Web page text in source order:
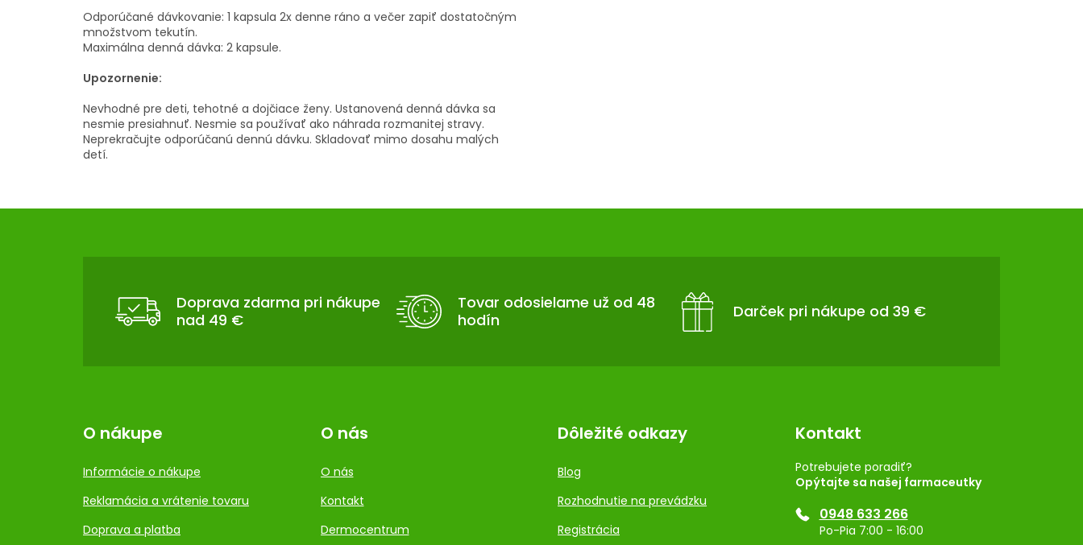
Odporúčané dávkovanie: 1 kapsula 2x denne ráno a večer zapiť dostatočným
množstvom tekutín.
Maximálna denná dávka: 2 kapsule.
Upozornenie:
Nevhodné pre deti, tehotné a dojčiace ženy. Ustanovená denná dávka sa
nesmie presiahnuť. Nesmie sa používať ako náhrada rozmanitej stravy.
Neprekračujte odporúčanú dennú dávku. Skladovať mimo dosahu malých
detí.
Doprava zdarma pri nákupe
nad 49 €
Tovar odosielame už od 48
hodín
Darček pri nákupe od 39 €
O nákupe
Informácie o nákupe
Reklamácia a vrátenie tovaru
Doprava a platba
O nás
O nás
Kontakt
Dermocentrum
Dôležité odkazy
Blog
Rozhodnutie na prevádzku
Registrácia
Kontakt
Potrebujete poradiť?
Opýtajte sa našej farmaceutky
0948 633 266
Po-Pia 7:00 - 16:00